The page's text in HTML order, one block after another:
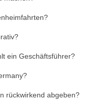
ein Geschäftsführer?
rückwirkend abgeben?